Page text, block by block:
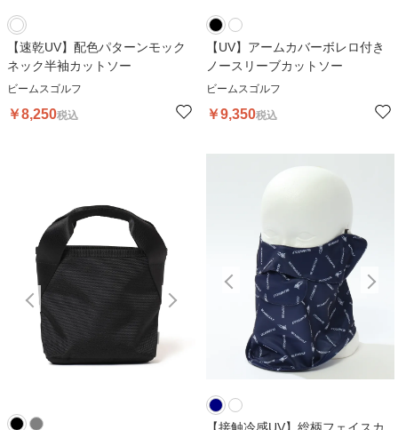
【速乾UV】配色パターンモック
ネック半袖カットソー
ビームスゴルフ
￥8,250税込
【UV】アームカバーボレロ付き
ノースリーブカットソー
ビームスゴルフ
￥9,350税込